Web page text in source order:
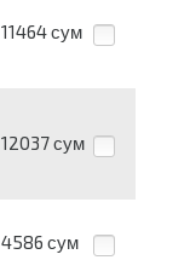
11464 сум
12037 сум
4586 сум